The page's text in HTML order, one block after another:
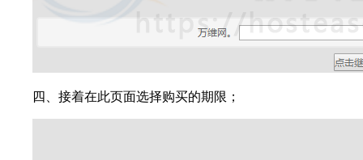
四、接着在此页面选择购买的期限；